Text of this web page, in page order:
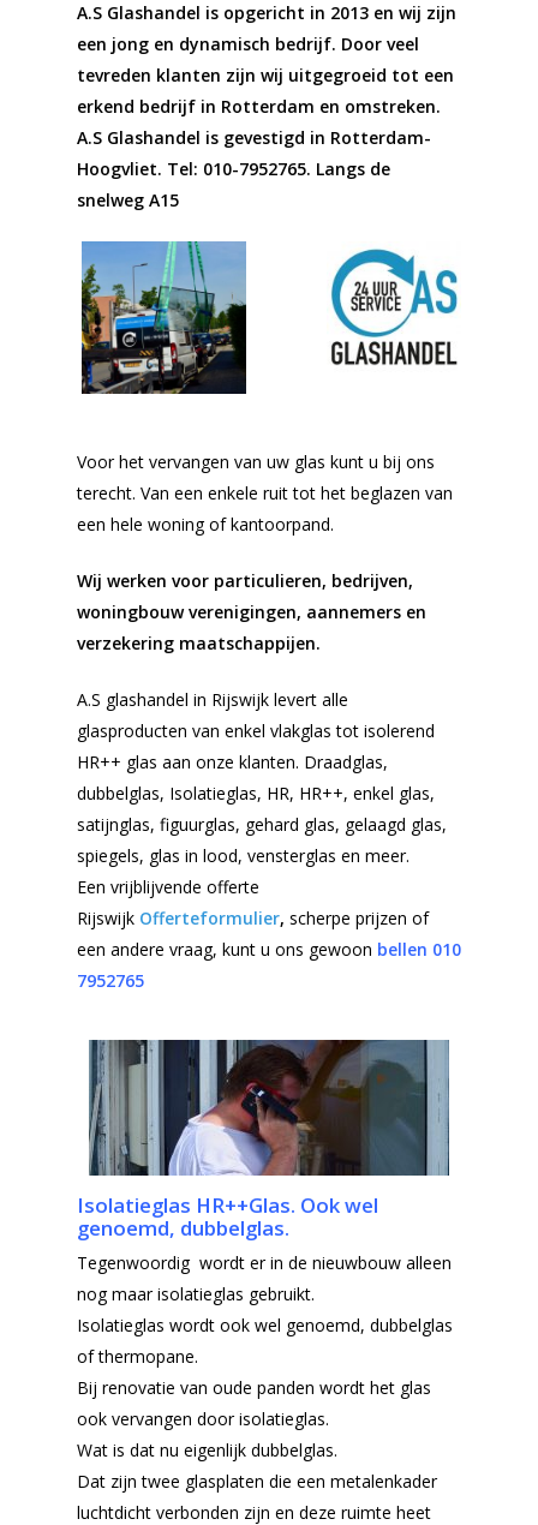
A.S Glashandel is opgericht in 2013 en wij zijn
een jong en dynamisch bedrijf. Door veel
tevreden klanten zijn wij uitgegroeid tot een
erkend bedrijf in Rotterdam en omstreken.
A.S Glashandel is gevestigd in Rotterdam-
Hoogvliet. Tel: 010-7952765. Langs de
snelweg A15
Voor het vervangen van uw glas kunt u bij ons
terecht. Van een enkele ruit tot het beglazen van
een hele woning of kantoorpand.
Wij werken voor particulieren, bedrijven,
woningbouw verenigingen, aannemers en
verzekering maatschappijen.
A.S glashandel in Rijswijk levert alle
glasproducten van enkel vlakglas tot isolerend
HR++ glas aan onze klanten. Draadglas,
dubbelglas, Isolatieglas, HR, HR++, enkel glas,
satijnglas, figuurglas, gehard glas, gelaagd glas,
spiegels, glas in lood, vensterglas en meer.
Een vrijblijvende offerte
Rijswijk Offerteformulier, scherpe prijzen of
een andere vraag, kunt u ons gewoon bellen 010
7952765
Isolatieglas HR++Glas. Ook wel
genoemd, dubbelglas.
Tegenwoordig wordt er in de nieuwbouw alleen
nog maar isolatieglas gebruikt.
Isolatieglas wordt ook wel genoemd, dubbelglas
of thermopane.
Bij renovatie van oude panden wordt het glas
ook vervangen door isolatieglas.
Wat is dat nu eigenlijk dubbelglas.
Dat zijn twee glasplaten die een metalenkader
luchtdicht verbonden zijn en deze ruimte heet